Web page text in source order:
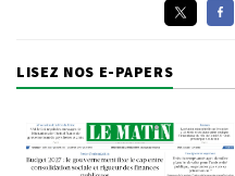
LISEZ NOS E-PAPERS